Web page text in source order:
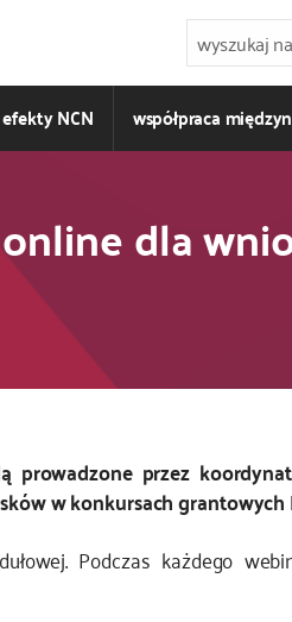
efekty NCN współpraca
dla
przez
w konkursach grantowych
Podczas każdego